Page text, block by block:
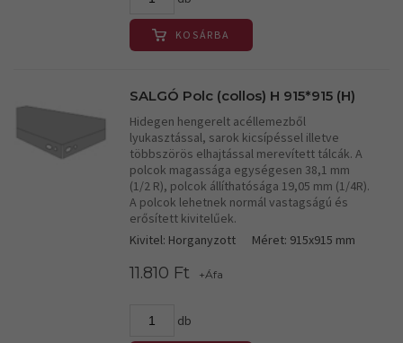
KOSÁRBA
SALGÓ Polc (collos) H 915*915 (H)
Hidegen hengerelt acéllemezből
lyukasztással, sarok kicsípéssel illetve
többszörös elhajtással merevített tálcák. A
polcok magassága egységesen 38,1 mm
(1/2 R), polcok állíthatósága 19,05 mm (1/4R).
A polcok lehetnek normál vastagságú és
erősített kivitelűek.
Kivitel: Horganyzott
Méret: 915x915 mm
11.810 Ft +Áfa
db